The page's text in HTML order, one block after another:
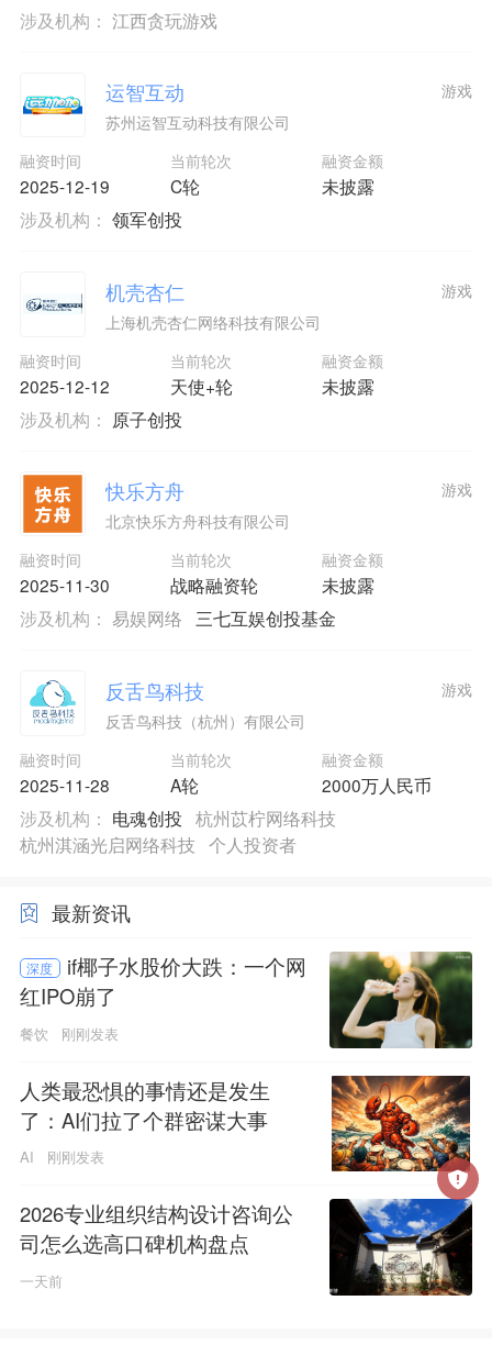
涉及机构： 江西贪玩游戏
运智互动
苏州运智互动科技有限公司
融资时间
2025-12-19
当前轮次
C轮
融资金额
未披露
游戏
涉及机构： 领军创投
机壳杏仁
上海机壳杏仁网络科技有限公司
融资时间
2025-12-12
当前轮次
天使+轮
融资金额
未披露
游戏
涉及机构： 原子创投
快乐方舟
北京快乐方舟科技有限公司
融资时间
2025-11-30
当前轮次
战略融资轮
融资金额
未披露
游戏
涉及机构： 易娱网络 三七互娱创投基金
反舌鸟科技
反舌鸟科技（杭州）有限公司
融资时间
2025-11-28
当前轮次
A轮
融资金额
2000万人民币
游戏
涉及机构： 电魂创投 杭州苡柠网络科技
杭州淇涵光启网络科技 个人投资者
最新资讯
深度
if椰子水股价大跌：一个网
红IPO崩了
餐饮 刚刚发表
人类最恐惧的事情还是发生
了：AI们拉了个群密谋大事
AI 刚刚发表
2026专业组织结构设计咨询公
司怎么选高口碑机构盘点
一天前